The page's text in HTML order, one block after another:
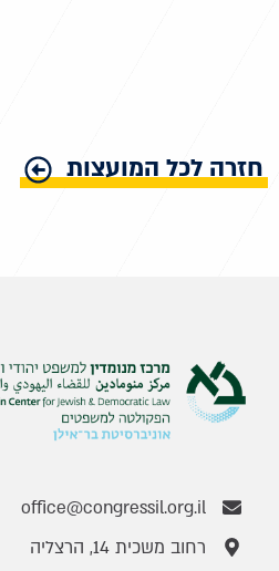
חזרה לכל המועצות
office@congressil.org.il
רחוב משכית 14, הרצליה